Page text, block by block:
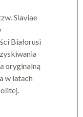
Slaviae
Białorusi
oryginalną
w latach